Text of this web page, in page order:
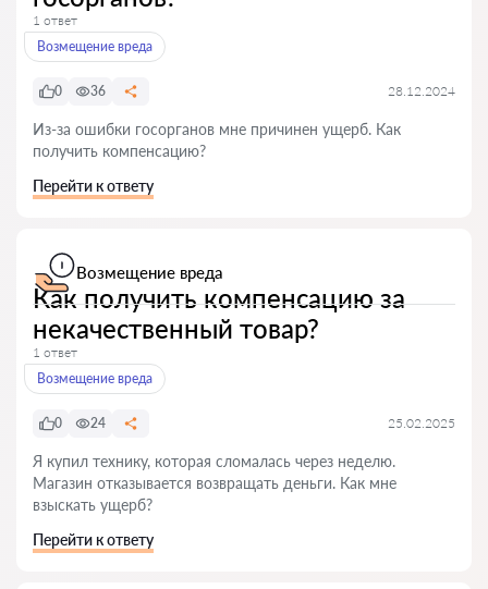
1 ответ
Возмещение вреда
0 36 28.12.2024
Из-за ошибки госорганов мне причинен ущерб. Как
получить компенсацию?
Перейти к ответу
Возмещение вреда
Как получить компенсацию за
некачественный товар?
1 ответ
Возмещение вреда
0 24 25.02.2025
Я купил технику, которая сломалась через неделю.
Магазин отказывается возвращать деньги. Как мне
взыскать ущерб?
Перейти к ответу